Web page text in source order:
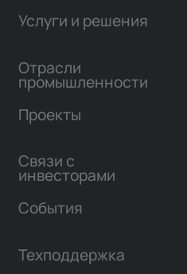
Услуги и решения
Отрасли
промышленности
Проекты
Связи с
инвесторами
События
Техподдержка